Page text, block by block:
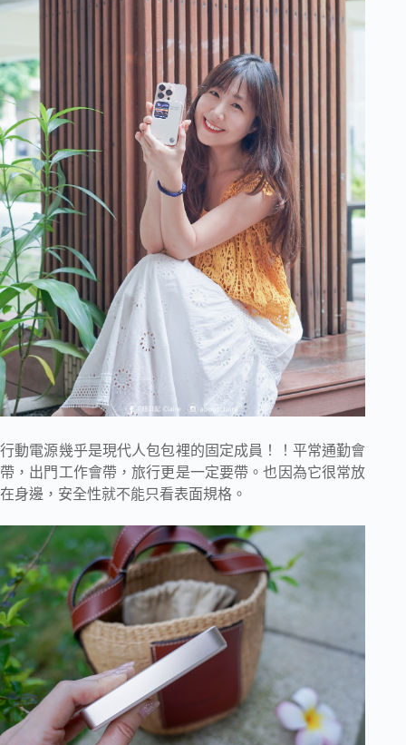
行動電源幾乎是現代人包包裡的固定成員！！平常通勤會
帶，出門工作會帶，旅行更是一定要帶。也因為它很常放
在身邊，安全性就不能只看表面規格。